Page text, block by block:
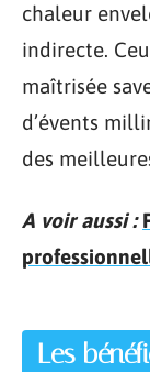
chaleur
indirecte.
maîtrisée
d’évents
des
A voir aussi :
Les